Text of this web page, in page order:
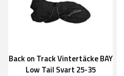
Back on Track Vintertäcke BAY
Low Tail Svart 25-35